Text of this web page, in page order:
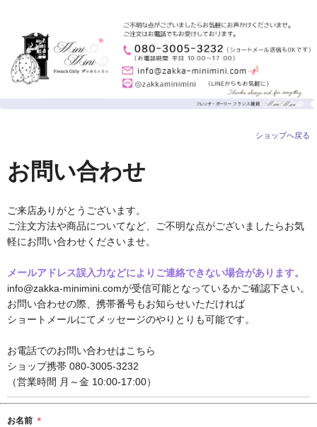
ショップへ戻る
お問い合わせ
ご来店ありがとうございます。
ご注文方法や商品についてなど、ご不明な点がございましたらお気
軽にお問い合わせくださいませ。
メールアドレス誤入力などによりご連絡できない場合があります。
info@zakka-minimini.comが受信可能となっているかご確認下さい。
お問い合わせの際、携帯番号もお知らせいただければ
ショートメールにてメッセージのやりとりも可能です。
お電話でのお問い合わせはこちら
ショップ携帯 080-3005-3232
（営業時間 月～金 10:00-17:00）
お名前 ＊